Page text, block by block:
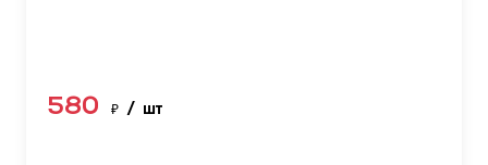
580 ₽ / шт